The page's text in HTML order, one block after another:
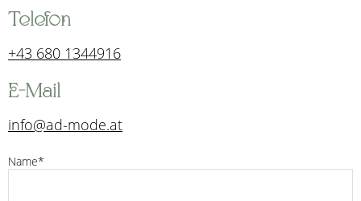
Telefon
+43 680 1344916
E-Mail
info@ad-mode.at
Name*